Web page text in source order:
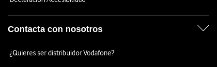
Contacta con nosotros
¿Quieres ser distribuidor Vodafone?